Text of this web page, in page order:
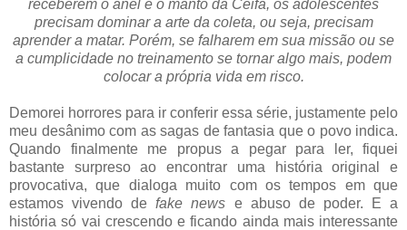
receberem o anel e o manto da Ceifa, os adolescentes
precisam dominar a arte da coleta, ou seja, precisam
aprender a matar. Porém, se falharem em sua missão ou se
a cumplicidade no treinamento se tornar algo mais, podem
colocar a própria vida em risco.
Demorei horrores para ir conferir essa série, justamente pelo
meu desânimo com as sagas de fantasia que o povo indica.
Quando finalmente me propus a pegar para ler, fiquei
bastante surpreso ao encontrar uma história original e
provocativa, que dialoga muito com os tempos em que
estamos vivendo defake news e abuso de poder. E a
história só vai crescendo e ficando ainda mais interessante